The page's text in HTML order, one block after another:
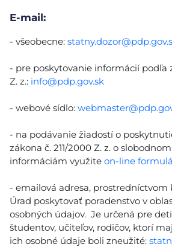
E-mail:
- všeobecne:
- pre poskytovanie informácií podľa
Z. z.: info@pdp.gov.sk
- webové sídlo:
- na podávanie žiadostí o
zákona č. 211/2000 Z. z. o
informáciám využite on-line
- emailová adresa, prostredníctvom
Úrad poskytovať poradenstvo v
osobných údajov. Je určená pre
študentov, učiteľov, rodičov, ktorí
ich osobné údaje boli zneužité: